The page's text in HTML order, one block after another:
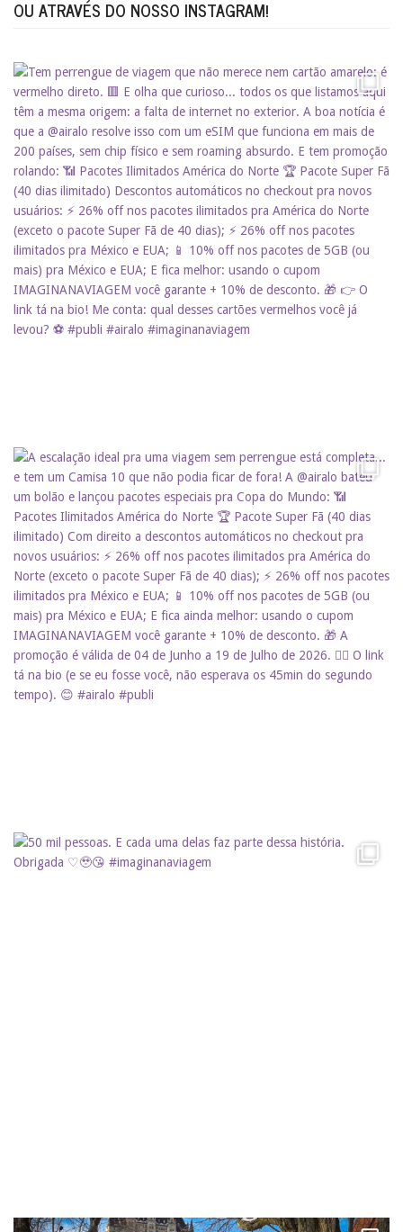
OU ATRAVÉS DO NOSSO INSTAGRAM!